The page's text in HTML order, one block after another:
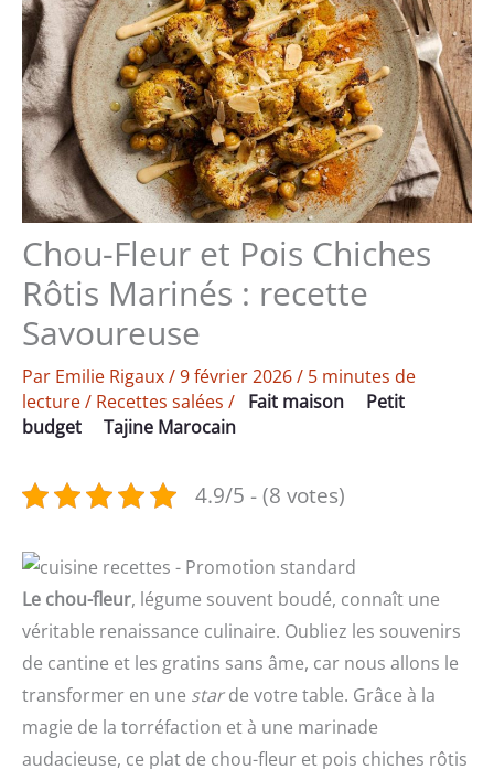
Chou-Fleur et Pois Chiches
Rôtis Marinés : recette
Savoureuse
Par Emilie Rigaux/9 février 2026/ 5 minutes de
lecture/ Recettes salées / Fait maison
Petit
budget
Tajine Marocain
4.9/5 - (8 votes)
Le chou-fleur, légume souvent boudé, connaît une
véritable renaissance culinaire. Oubliez les souvenirs
de cantine et les gratins sans âme, car nous allons le
transformer en une starde votre table. Grâce à la
magie de la torréfaction et à une marinade
audacieuse, ce plat de chou-fleur et pois chiches rôtis